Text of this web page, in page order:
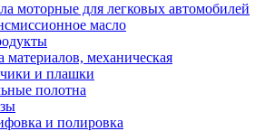
моторные для легковых автомобилей
масло
материалов, механическая
и плашки
полотна
и полировка